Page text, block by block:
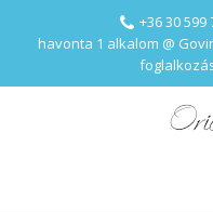
+36 30 599
havonta 1 alkalom @